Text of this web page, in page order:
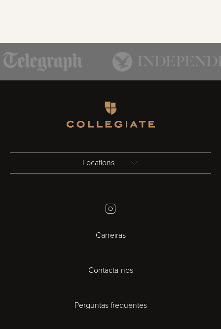
Locations
Bristol
Cambridge
Cardiff
Instagram
Carreiras
Contacta-nos
Perguntas frequentes